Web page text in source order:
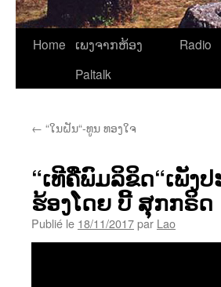
Home
ເພງຈາກຫ້ອງ
Paltalk
Radio
← “ໃນຝັນ“-ທູນ ທອງໃຈ
“ເທີຄືພົມລິຂິດ“ເພັງ
ຮ້ອງໂດຍ ບີ້ ສຸກກຣິດ
Publié le 18/11/2017par Lao